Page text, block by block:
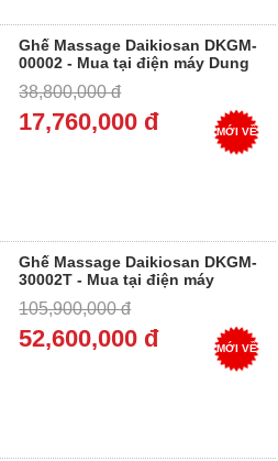
Ghế Massage Daikiosan DKGM-
00002 - Mua tại điện máy Dung
38,800,000 đ
17,760,000 đ MỚI VỀ
Ghế Massage Daikiosan DKGM-
30002T - Mua tại điện máy
105,900,000 đ
52,600,000 đ MỚI VỀ